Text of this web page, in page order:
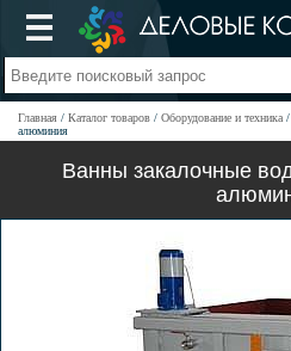
Главная Каталог товаров Оборудование и техника
алюминия
Ванны закалочные